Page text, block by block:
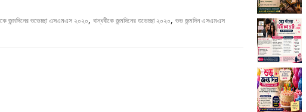
জন্মদিনের শুভেচ্ছা এসএমএস ২০২০, বান্ধবীকে জন্মদিনের শুভেচ্ছা ২০২০, শুভ জন্মদিন এসএমএস